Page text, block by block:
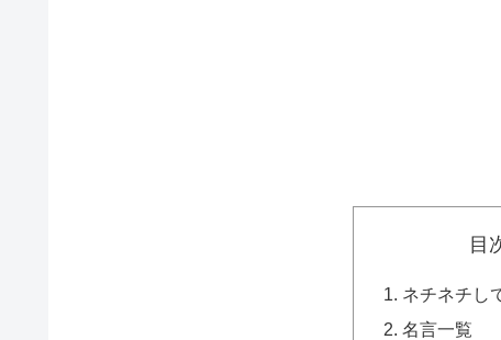
目
ネチネチし
名言一覧